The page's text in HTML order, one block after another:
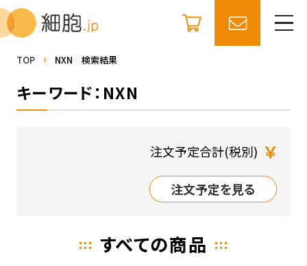
TOP NXN 検索結果
キーワード：NXN
注文予定合計(税別) ￥
注文予定を見る
すべての商品